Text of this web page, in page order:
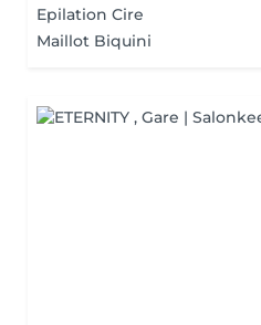
Epilation Cire
Maillot Biquini